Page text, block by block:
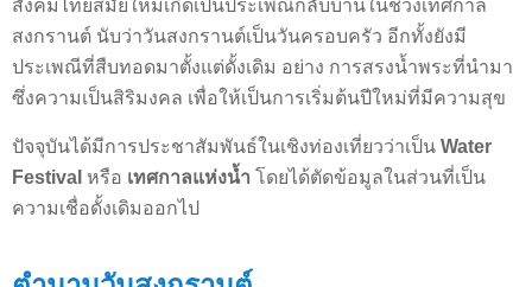
สังคมไทยสมัยใหม่เกิดเป็นประเพณีกลับบ้านในช่วงเทศกาล
สงกรานต์ นับว่าวันสงกรานต์เป็นวันครอบครัว อีกทั้งยังมี
ประเพณีที่สืบทอดมาตั้งแต่ดั้งเดิม อย่าง การสรงน้ำพระที่นำมา
ซึ่งความเป็นสิริมงคล เพื่อให้เป็นการเริ่มต้นปีใหม่ที่มีความสุข
ปัจจุบันได้มีการประชาสัมพันธ์ในเชิงท่องเที่ยวว่าเป็น Water
Festival หรือ เทศกาลแห่งน้ำ โดยได้ตัดข้อมูลในส่วนที่เป็น
ความเชื่อดั้งเดิมออกไป